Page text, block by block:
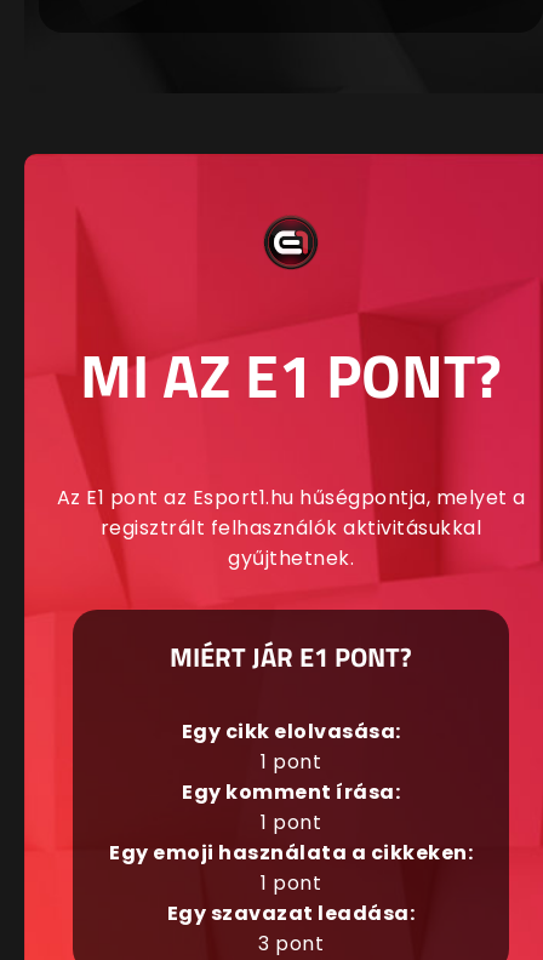
MI AZ E1 PONT?
Az E1 pont az Esport1.hu hűségpontja, melyet a
regisztrált felhasználók aktivitásukkal
gyűjthetnek.
MIÉRT JÁR E1 PONT?
Egy cikk elolvasása:
1 pont
Egy komment írása:
1 pont
Egy emoji használata a cikkeken:
1 pont
Egy szavazat leadása:
3 pont